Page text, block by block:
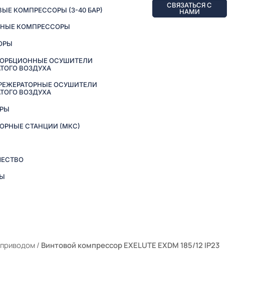
КОМПРЕССОРЫ (3-40 БАР)
КОМПРЕССОРЫ
ОСУШИТЕЛИ
ВОЗДУХА
ОСУШИТЕЛИ
ВОЗДУХА
СТАНЦИИ (МКС)
СВЯЗАТЬСЯ С
НАМИ
/ Винтовой компрессор EXELUTE EXDM 185/12 IP23